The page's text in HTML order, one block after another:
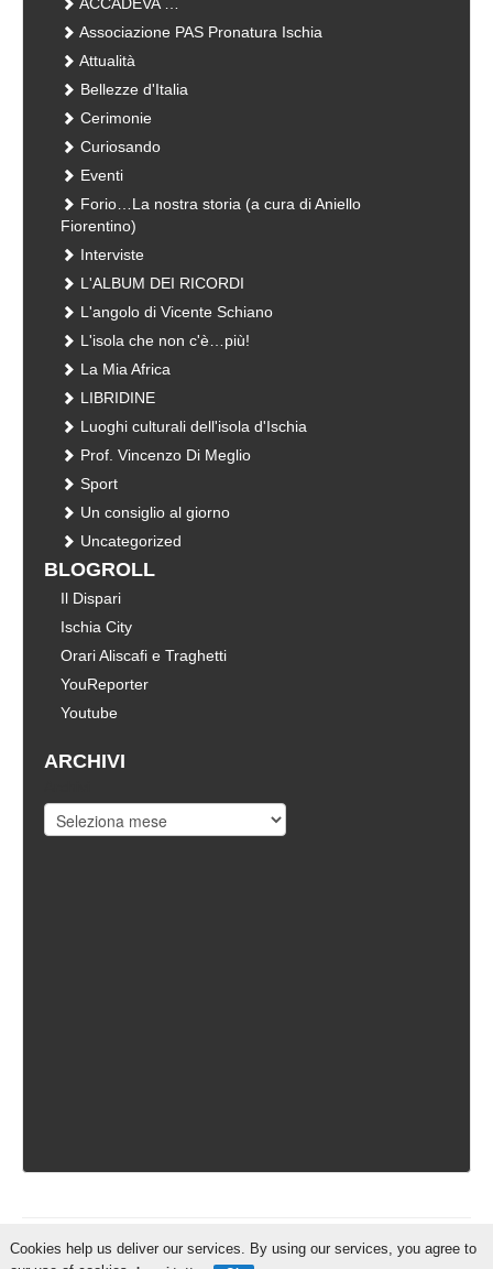
Associazione PAS Pronatura Ischia
Attualità
Bellezze d'Italia
Cerimonie
Curiosando
Eventi
Forio…La nostra storia (a cura di Aniello
Fiorentino)
Interviste
L'ALBUM DEI RICORDI
L'angolo di Vicente Schiano
L'isola che non c'è…più!
La Mia Africa
LIBRIDINE
Luoghi culturali dell'isola d'Ischia
Prof. Vincenzo Di Meglio
Sport
Un consiglio al giorno
Uncategorized
BLOGROLL
Il Dispari
Ischia City
Orari Aliscafi e Traghetti
YouReporter
Youtube
ARCHIVI
IschiaReporter.it - Curato daPietro Coppa
Cookies help us deliver our services. By using our services, you agree to